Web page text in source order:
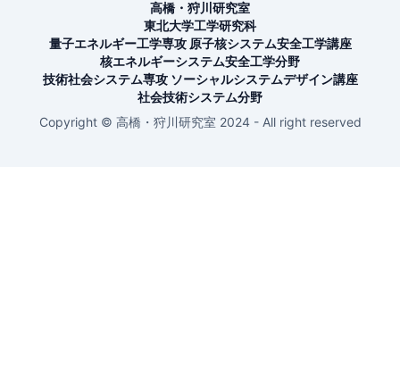
高橋・狩川研究室
東北大学工学研究科
量子エネルギー工学専攻 原子核システム安全工学講座
核エネルギーシステム安全工学分野
技術社会システム専攻 ソーシャルシステムデザイン講座
社会技術システム分野
Copyright © 高橋・狩川研究室 2024 - All right reserved